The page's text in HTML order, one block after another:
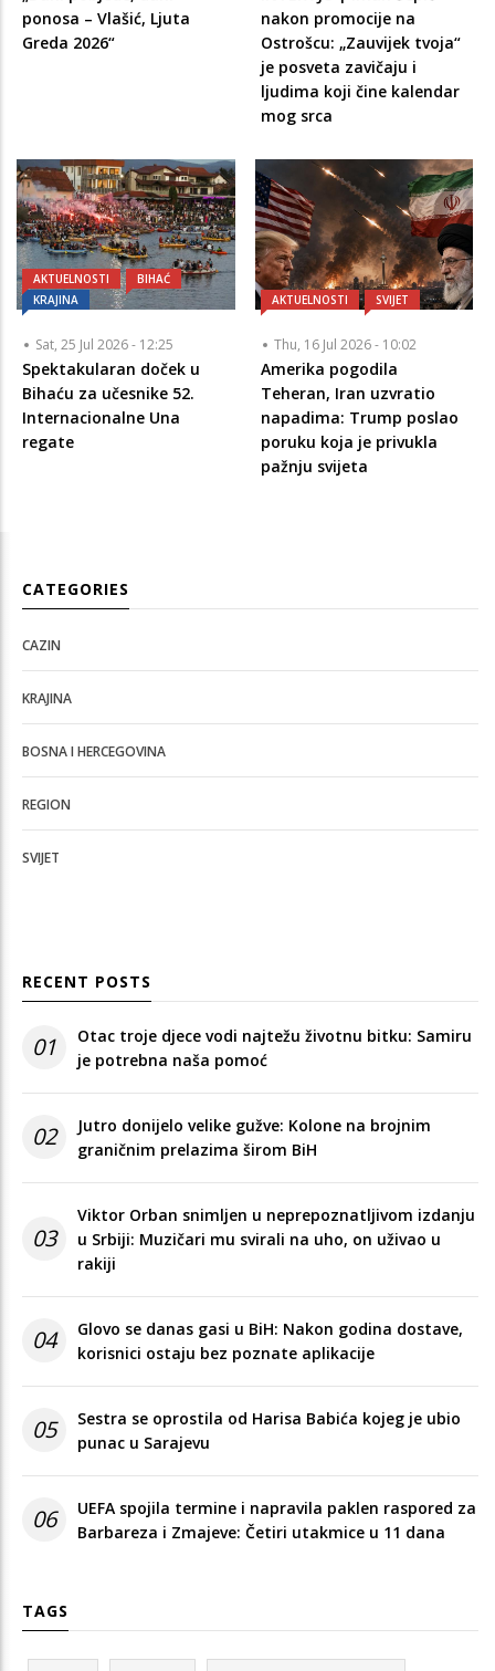
ponosa – Vlašić, Ljuta
Greda 2026“
nakon promocije na
Ostrošcu: „Zauvijek tvoja“
je posveta zavičaju i
ljudima koji čine kalendar
mog srca
AKTUELNOSTI
BIHAĆ
KRAJINA
Sat, 25 Jul 2026 - 12:25
Spektakularan doček u
Bihaću za učesnike 52.
Internacionalne Una
regate
AKTUELNOSTI SVIJET
Thu, 16 Jul 2026 - 10:02
Amerika pogodila
Teheran, Iran uzvratio
napadima: Trump poslao
poruku koja je privukla
pažnju svijeta
CATEGORIES
CAZIN
KRAJINA
BOSNA I HERCEGOVINA
REGION
SVIJET
RECENT POSTS
01
Otac troje djece vodi najtežu životnu bitku: Samiru
je potrebna naša pomoć
02
Jutro donijelo velike gužve: Kolone na brojnim
graničnim prelazima širom BiH
03
Viktor Orban snimljen u neprepoznatljivom izdanju
u Srbiji: Muzičari mu svirali na uho, on uživao u
rakiji
04
Glovo se danas gasi u BiH: Nakon godina dostave,
korisnici ostaju bez poznate aplikacije
05
Sestra se oprostila od Harisa Babića kojeg je ubio
punac u Sarajevu
06
UEFA spojila termine i napravila paklen raspored za
Barbareza i Zmajeve: Četiri utakmice u 11 dana
TAGS